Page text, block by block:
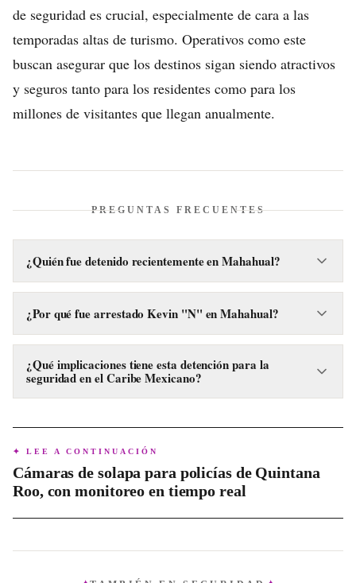
de seguridad es crucial, especialmente de cara a las
temporadas altas de turismo. Operativos como este
buscan asegurar que los destinos sigan siendo atractivos
y seguros tanto para los residentes como para los
millones de visitantes que llegan anualmente.
PREGUNTAS FRECUENTES
¿Quién fue detenido recientemente en Mahahual?
Un individuo identificado como Kevin "N" fue detenido
recientemente en Mahahual, Quintana Roo.
¿Por qué fue arrestado Kevin "N" en Mahahual?
Kevin "N" fue arrestado por la policía en Mahahual por
presuntamente estar armado y en posesión de narcóticos.
¿Qué implicaciones tiene esta detención para la
seguridad en el Caribe Mexicano?
buscando disuadir actividades ilícitas en destinos como
Mahahual y el resto de Quintana Roo.
✦ LEE A CONTINUACIÓN
Cámaras de solapa para policías de Quintana
Roo, con monitoreo en tiempo real